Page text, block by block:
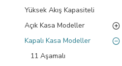
Yüksek Akış Kapasiteli
Açık Kasa Modeller
Kapalı Kasa Modeller
11 Aşamalı